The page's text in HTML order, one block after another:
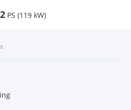
PS (119 kW)